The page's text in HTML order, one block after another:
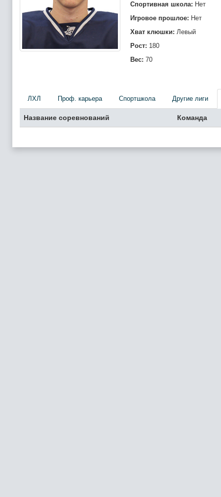
Спортивная школа: Нет
Игровое прошлое: Нет
Хват клюшки: Левый
Рост: 180
Вес: 70
ЛХЛ Проф. карьера Спортшкола Другие лиги
Название соревнований Команда